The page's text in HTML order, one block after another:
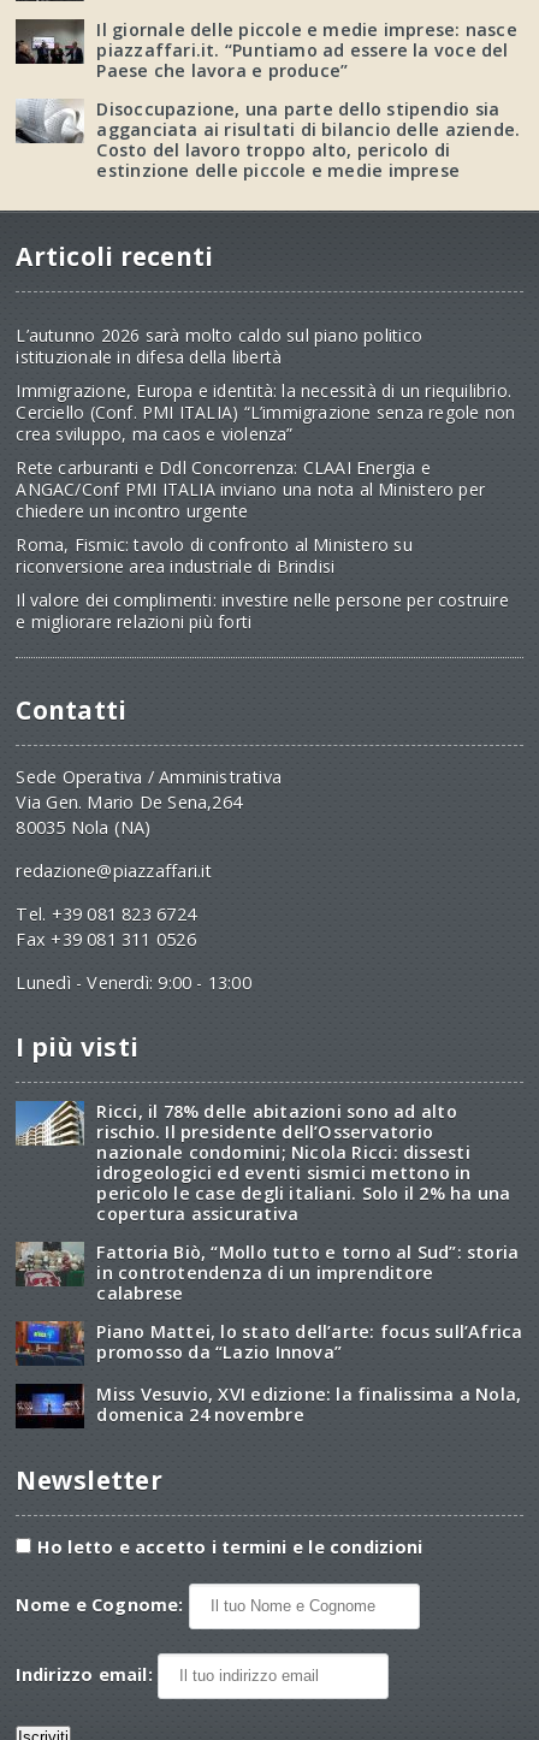
Il giornale delle piccole e medie imprese: nasce
piazzaffari.it. “Puntiamo ad essere la voce del
Paese che lavora e produce”
Disoccupazione, una parte dello stipendio sia
agganciata ai risultati di bilancio delle aziende.
Costo del lavoro troppo alto, pericolo di
estinzione delle piccole e medie imprese
Articoli recenti
L’autunno 2026 sarà molto caldo sul piano politico
istituzionale in difesa della libertà
Immigrazione, Europa e identità: la necessità di un riequilibrio.
Cerciello (Conf. PMI ITALIA) “L’immigrazione senza regole non
crea sviluppo, ma caos e violenza”
Rete carburanti e Ddl Concorrenza: CLAAI Energia e
ANGAC/Conf PMI ITALIA inviano una nota al Ministero per
chiedere un incontro urgente
Roma, Fismic: tavolo di confronto al Ministero su
riconversione area industriale di Brindisi
Il valore dei complimenti: investire nelle persone per costruire
e migliorare relazioni più forti
Contatti
Sede Operativa / Amministrativa
Via Gen. Mario De Sena,264
80035 Nola (NA)
redazione@piazzaffari.it
Tel. +39 081 823 6724
Fax +39 081 311 0526
Lunedì - Venerdì: 9:00 - 13:00
I più visti
Ricci, il 78% delle abitazioni sono ad alto
rischio. Il presidente dell’Osservatorio
nazionale condomini; Nicola Ricci: dissesti
idrogeologici ed eventi sismici mettono in
pericolo le case degli italiani. Solo il 2% ha una
copertura assicurativa
Fattoria Biò, “Mollo tutto e torno al Sud”: storia
in controtendenza di un imprenditore
calabrese
Piano Mattei, lo stato dell’arte: focus sull’Africa
promosso da “Lazio Innova”
Miss Vesuvio, XVI edizione: la finalissima a Nola,
domenica 24 novembre
Newsletter
Ho letto e accetto i termini e le condizioni
Nome e Cognome:
Indirizzo email: